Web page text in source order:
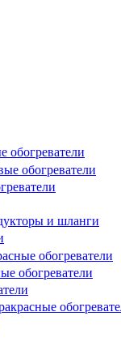
обогреватели
обогреватели
и шланги
обогреватели
обогреватели